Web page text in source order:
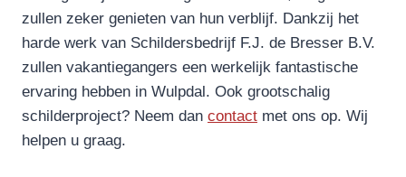
zullen zeker genieten van hun verblijf. Dankzij het
harde werk van Schildersbedrijf F.J. de Bresser B.V.
zullen vakantiegangers een werkelijk fantastische
ervaring hebben in Wulpdal. Ook grootschalig
schilderproject? Neem dan contact met ons op. Wij
helpen u graag.